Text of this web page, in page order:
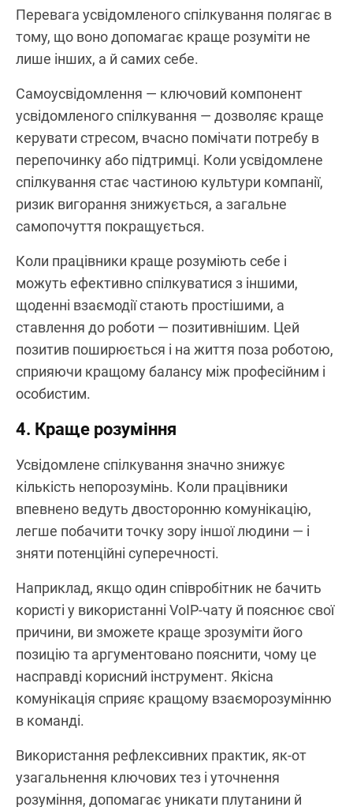
Перевага усвідомленого спілкування полягає в
тому, що воно допомагає краще розуміти не
лише інших, а й самих себе.
Самоусвідомлення — ключовий компонент
усвідомленого спілкування — дозволяє краще
керувати стресом, вчасно помічати потребу в
перепочинку або підтримці. Коли усвідомлене
спілкування стає частиною культури компанії,
ризик вигорання знижується, а загальне
самопочуття покращується.
Коли працівники краще розуміють себе і
можуть ефективно спілкуватися з іншими,
щоденні взаємодії стають простішими, а
ставлення до роботи — позитивнішим. Цей
позитив поширюється і на життя поза роботою,
сприяючи кращому балансу між професійним і
особистим.
4. Краще розуміння
Усвідомлене спілкування значно знижує
кількість непорозумінь. Коли працівники
впевнено ведуть двосторонню комунікацію,
легше побачити точку зору іншої людини — і
зняти потенційні суперечності.
Наприклад, якщо один співробітник не бачить
користі у використанні VoIP-чату й пояснює свої
причини, ви зможете краще зрозуміти його
позицію та аргументовано пояснити, чому це
насправді корисний інструмент. Якісна
комунікація сприяє кращому взаєморозумінню
в команді.
Використання рефлексивних практик, як-от
узагальнення ключових тез і уточнення
розуміння, допомагає уникати плутанини й